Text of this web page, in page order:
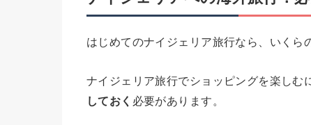
はじめてのナイジェリア旅行なら、いくら
ナイジェリア旅行でショッピングを楽しむ
しておく 必要があります。